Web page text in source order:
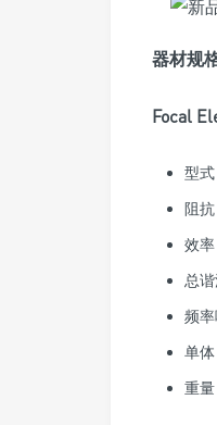
器材规
Focal
型
阻抗
效率
总
频率
单
重量